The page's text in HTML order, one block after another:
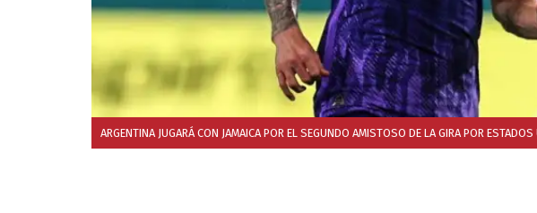
ARGENTINA JUGARÁ CON JAMAICA POR EL SEGUNDO AMISTOSO DE LA GIRA POR